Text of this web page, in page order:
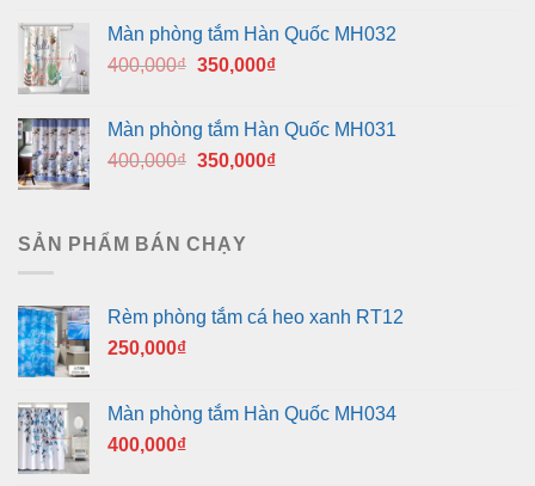
400,000₫.là:
350,000₫.
Màn phòng tắm Hàn Quốc MH032
400,000₫ Giá
400,000₫.
350,000₫Giá
là:
350,000₫.
Màn phòng tắm Hàn Quốc MH031
400,000₫ Giá
400,000₫.
350,000₫Giá
SẢN PHẨM BÁN CHẠY
Rèm phòng tắm cá heo xanh RT12
250,000₫
Màn phòng tắm Hàn Quốc MH034
400,000₫